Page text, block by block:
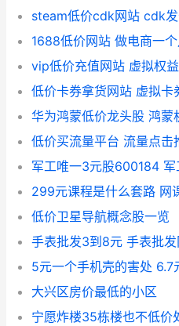
steam低价cdk网站 cdk
1688低价网站 做电商一
vip低价充值网站 虚拟权
低价卡券拿货网站 虚拟卡
华为鸿蒙低价龙头股 鸿蒙
低价买流量平台 流量点击
军工唯一3元股600184 军
299元课程是什么套路 网
低价卫星导航概念股一览
手表批发3到8元 手表批发
5元一个手机壳的害处 6.7
大兴区房价最低的小区
宁愿炸楼35栋楼也不低价